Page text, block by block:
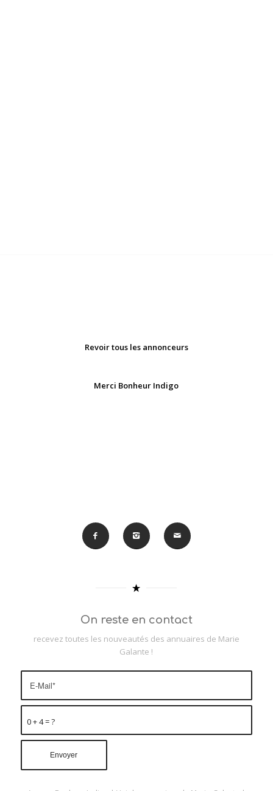
Revoir tous les annonceurs
Merci Bonheur Indigo
On reste en contact
recevez toutes les nouveautés des annuaires de Marie
Galante !
0 + 4 = ?